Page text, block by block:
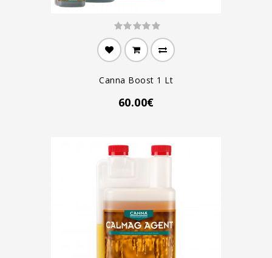
Canna Boost 1 Lt
60.00€